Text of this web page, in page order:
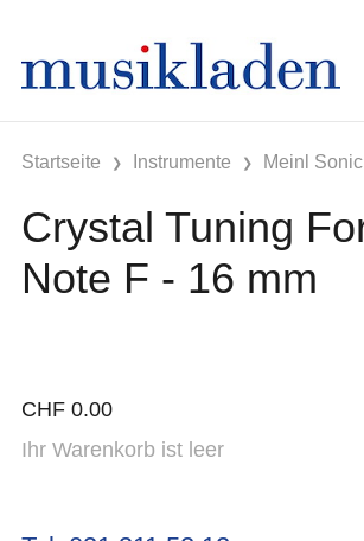
Startseite Instrumente Meinl
Crystal Tuning
Note F - 16 mm
CHF 0.00
Ihr Warenkorb ist leer